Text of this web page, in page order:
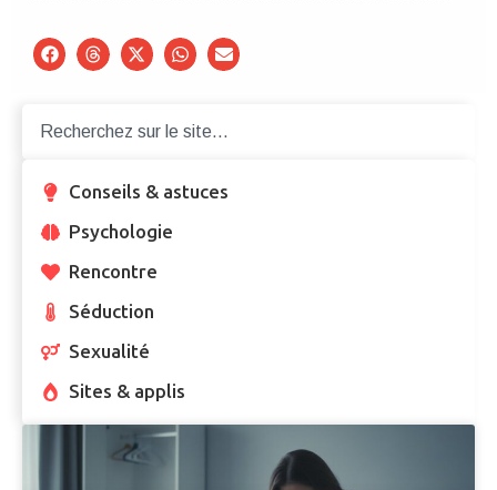
Conseils & astuces
Psychologie
Rencontre
Séduction
Sexualité
Sites & applis